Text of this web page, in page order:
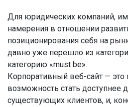
Для юридических компаний,
намерения в отношении
позиционирования себя на
давно уже перешло из
категорию «must be».
Корпоративный веб-сайт — это
возможность стать доступнее
существующих клиентов, и,